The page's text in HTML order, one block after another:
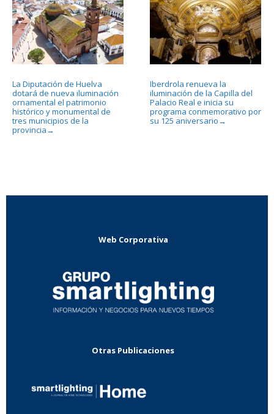
La Diputación de Huelva
dotará de nueva iluminación
ornamental el patrimonio
histórico y monumental de
tres municipios de la
provincia →
Iberdrola renueva la
iluminación de la Capilla del
Palacio Real e inicia su
programa conmemorativo por
su 125 aniversario →
Web Corporativa
Otras Publicaciones